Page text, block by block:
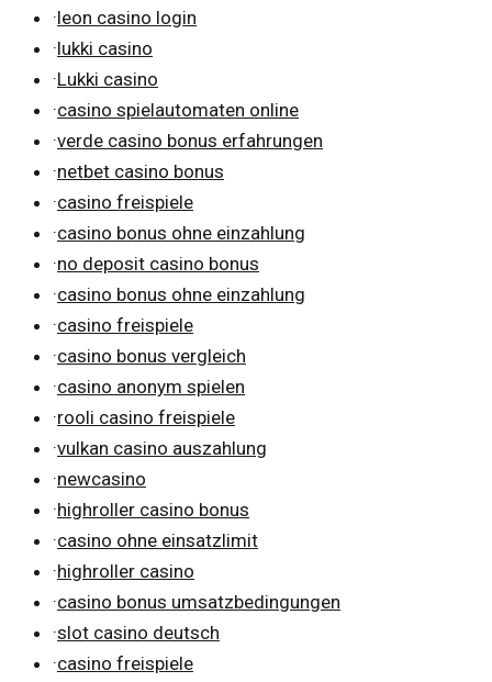
·leon casino login
·lukki casino
·Lukki casino
·casino spielautomaten online
·verde casino bonus erfahrungen
·netbet casino bonus
·casino freispiele
·casino bonus ohne einzahlung
·no deposit casino bonus
·casino bonus ohne einzahlung
·casino freispiele
·casino bonus vergleich
·casino anonym spielen
·rooli casino freispiele
·vulkan casino auszahlung
·newcasino
·highroller casino bonus
·casino ohne einsatzlimit
·highroller casino
·casino bonus umsatzbedingungen
·slot casino deutsch
·casino freispiele